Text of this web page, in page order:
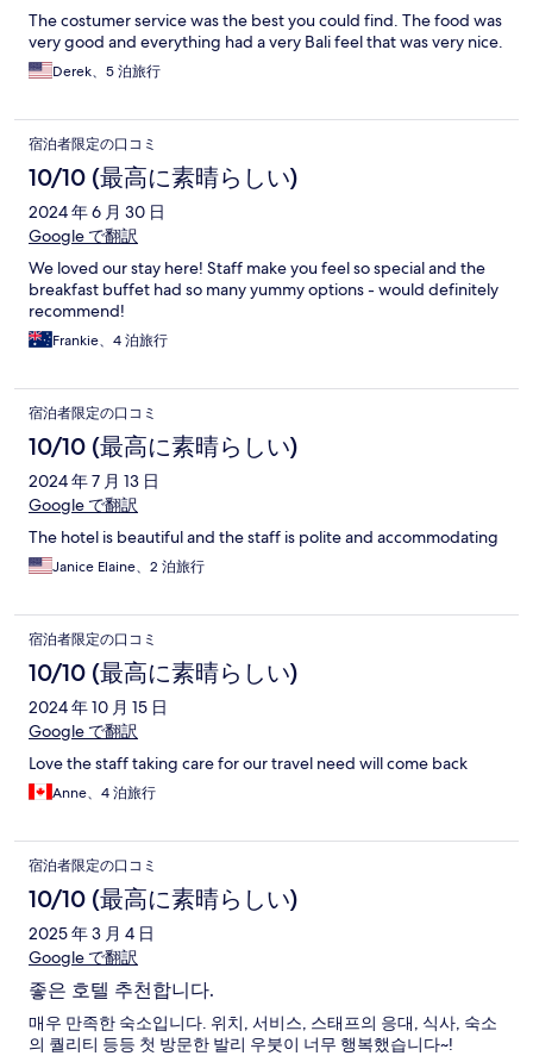
The costumer service was the best you could find. The food was
very good and everything had a very Bali feel that was very nice.
Derek、5 泊旅行
宿泊者限定の口コミ
10/10 (最高に素晴らしい)
2024 年 6 月 30 日
Google で翻訳
We loved our stay here! Staff make you feel so special and the
breakfast buffet had so many yummy options - would definitely
recommend!
Frankie、4 泊旅行
宿泊者限定の口コミ
10/10 (最高に素晴らしい)
2024 年 7 月 13 日
Google で翻訳
The hotel is beautiful and the staff is polite and accommodating
Janice Elaine、2 泊旅行
宿泊者限定の口コミ
10/10 (最高に素晴らしい)
2024 年 10 月 15 日
Google で翻訳
Love the staff taking care for our travel need will come back
Anne、4 泊旅行
宿泊者限定の口コミ
10/10 (最高に素晴らしい)
2025 年 3 月 4 日
Google で翻訳
좋은 호텔 추천합니다.
매우 만족한 숙소입니다. 위치, 서비스, 스태프의 응대, 식사, 숙소
의 퀄리티 등등 첫 방문한 발리 우붓이 너무 행복했습니다~!